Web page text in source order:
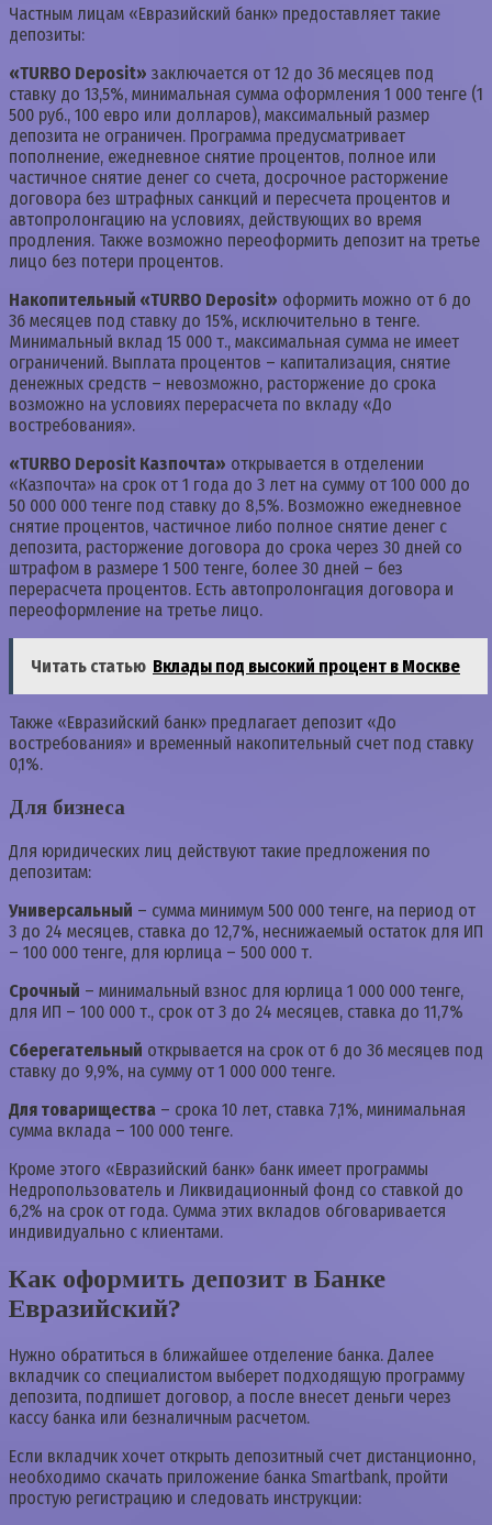
Частным лицам «Евразийский банк» предоставляет такие
депозиты:
«TURBO Deposit» заключается от 12 до 36 месяцев под
ставку до 13,5%, минимальная сумма оформления 1 000 тенге (1
500 руб., 100 евро или долларов), максимальный размер
депозита не ограничен. Программа предусматривает
пополнение, ежедневное снятие процентов, полное или
частичное снятие денег со счета, досрочное расторжение
договора без штрафных санкций и пересчета процентов и
автопролонгацию на условиях, действующих во время
продления. Также возможно переоформить депозит на третье
лицо без потери процентов.
Накопительный «TURBO Deposit» оформить можно от 6 до
36 месяцев под ставку до 15%, исключительно в тенге.
Минимальный вклад 15 000 т., максимальная сумма не имеет
ограничений. Выплата процентов – капитализация, снятие
денежных средств – невозможно, расторжение до срока
возможно на условиях перерасчета по вкладу «До
востребования».
«TURBO Deposit Казпочта» открывается в отделении
«Казпочта» на срок от 1 года до 3 лет на сумму от 100 000 до
50 000 000 тенге под ставку до 8,5%. Возможно ежедневное
снятие процентов, частичное либо полное снятие денег с
депозита, расторжение договора до срока через 30 дней со
штрафом в размере 1 500 тенге, более 30 дней – без
перерасчета процентов. Есть автопролонгация договора и
переоформление на третье лицо.
Читать статью Вклады под высокий процент в Москве
Также «Евразийский банк» предлагает депозит «До
востребования» и временный накопительный счет под ставку
0,1%.
Для бизнеса
Для юридических лиц действуют такие предложения по
депозитам:
Универсальный – сумма минимум 500 000 тенге, на период от
3 до 24 месяцев, ставка до 12,7%, неснижаемый остаток для ИП
– 100 000 тенге, для юрлица – 500 000 т.
Срочный – минимальный взнос для юрлица 1 000 000 тенге,
для ИП – 100 000 т., срок от 3 до 24 месяцев, ставка до 11,7%
Сберегательный открывается на срок от 6 до 36 месяцев под
ставку до 9,9%, на сумму от 1 000 000 тенге.
Для товарищества – срока 10 лет, ставка 7,1%, минимальная
сумма вклада – 100 000 тенге.
Кроме этого «Евразийский банк» банк имеет программы
Недропользователь и Ликвидационный фонд со ставкой до
6,2% на срок от года. Сумма этих вкладов обговаривается
индивидуально с клиентами.
Как оформить депозит в Банке
Евразийский?
Нужно обратиться в ближайшее отделение банка. Далее
вкладчик со специалистом выберет подходящую программу
депозита, подпишет договор, а после внесет деньги через
кассу банка или безналичным расчетом.
Если вкладчик хочет открыть депозитный счет дистанционно,
необходимо скачать приложение банка Smartbank, пройти
простую регистрацию и следовать инструкции: